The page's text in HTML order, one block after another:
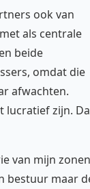
ook van
als centrale
beide
omdat die
afwachten.
lucratief zijn.
van mijn zonen
bestuur maar